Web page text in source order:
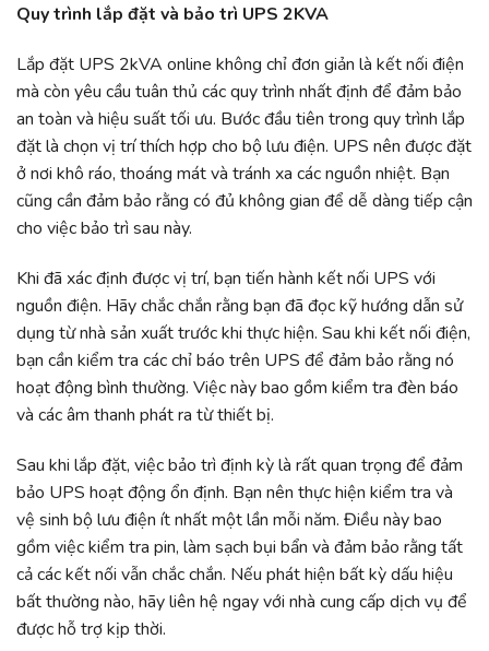
Quy trình lắp đặt và bảo trì UPS 2KVA
Lắp đặt UPS 2kVA online không chỉ đơn giản là kết nối điện
mà còn yêu cầu tuân thủ các quy trình nhất định để đảm bảo
an toàn và hiệu suất tối ưu. Bước đầu tiên trong quy trình lắp
đặt là chọn vị trí thích hợp cho bộ lưu điện. UPS nên được đặt
ở nơi khô ráo, thoáng mát và tránh xa các nguồn nhiệt. Bạn
cũng cần đảm bảo rằng có đủ không gian để dễ dàng tiếp cận
cho việc bảo trì sau này.
Khi đã xác định được vị trí, bạn tiến hành kết nối UPS với
nguồn điện. Hãy chắc chắn rằng bạn đã đọc kỹ hướng dẫn sử
dụng từ nhà sản xuất trước khi thực hiện. Sau khi kết nối điện,
bạn cần kiểm tra các chỉ báo trên UPS để đảm bảo rằng nó
hoạt động bình thường. Việc này bao gồm kiểm tra đèn báo
và các âm thanh phát ra từ thiết bị.
Sau khi lắp đặt, việc bảo trì định kỳ là rất quan trọng để đảm
bảo UPS hoạt động ổn định. Bạn nên thực hiện kiểm tra và
vệ sinh bộ lưu điện ít nhất một lần mỗi năm. Điều này bao
gồm việc kiểm tra pin, làm sạch bụi bẩn và đảm bảo rằng tất
cả các kết nối vẫn chắc chắn. Nếu phát hiện bất kỳ dấu hiệu
bất thường nào, hãy liên hệ ngay với nhà cung cấp dịch vụ để
được hỗ trợ kịp thời.